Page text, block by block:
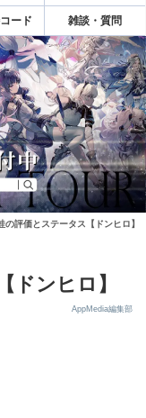
ード 雑談・質問
の評価とステータス【ドンヒロ】
ドンヒロ】
AppMedia編集部